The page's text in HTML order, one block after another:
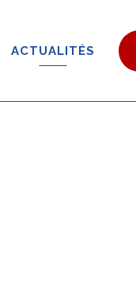
ACTUALITÉS